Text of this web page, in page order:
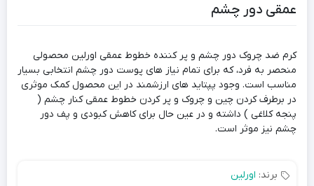
عمقی دور چشم
کرم ضد چروک دور چشم و پر کننده خطوط عمقی اورلین محصولی
منحصر به فرد، که برای تمام نیاز های پوست دور چشم انتخابی بسیار
مناسب است. وجود پپتاید های ارزشمند در این محصول کمک موثری
در برطرف کردن چین و چروک و پر کردن خطوط عمقی کنار چشم (
پنجه کلاغی ) داشته و در عین حال برای کاهش کبودی و پف دور
چشم نیز موثر است.
برند: اورلین